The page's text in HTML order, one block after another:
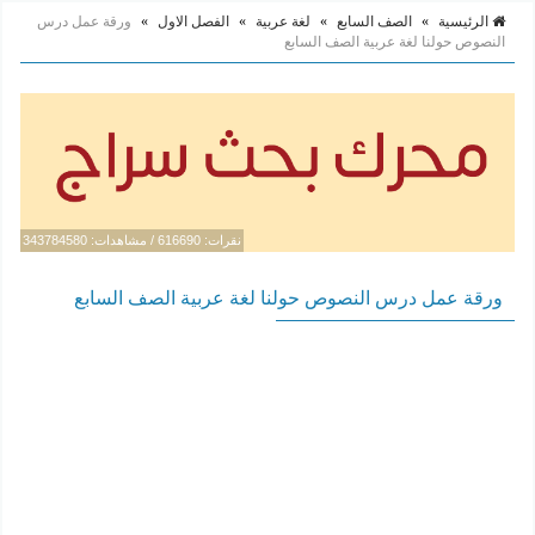
الرئيسية » الصف السابع » لغة عربية » الفصل الاول »
ورقة عمل درس
النصوص حولنا لغة عربية الصف السابع
نقرات: 616690 / مشاهدات: 343784580
ورقة عمل درس النصوص حولنا لغة عربية الصف السابع